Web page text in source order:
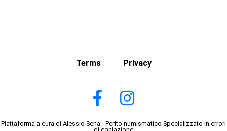
Terms Privacy
Piattaforma a cura di Alessio Sena - Perito numismatico Specializzato in errori